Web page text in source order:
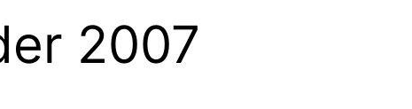
2007